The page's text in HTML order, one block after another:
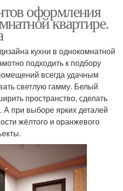
оформления
квартире.
кухни в однокомнатной
подходить к подбору
всегда удачным
светлую гамму. Белый
пространство, сделать
А при выборе ярких деталей
жёлтого и оранжевого